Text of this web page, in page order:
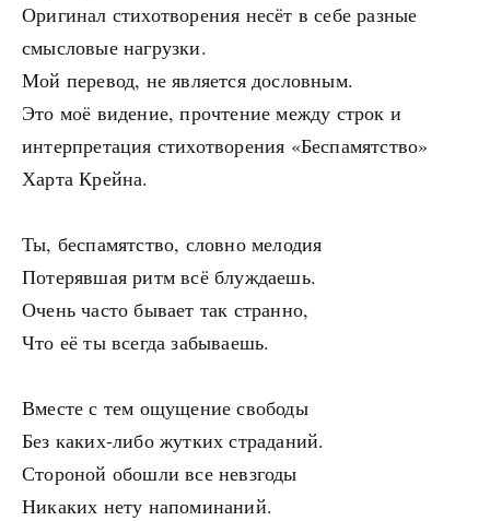
Оригинал стихотворения несёт в себе разные
смысловые нагрузки.
Мой перевод, не является дословным.
Это моё видение, прочтение между строк и
интерпретация стихотворения «Беспамятство»
Харта Крейна.
Ты, беспамятство, словно мелодия
Потерявшая ритм всё блуждаешь.
Очень часто бывает так странно,
Что её ты всегда забываешь.
Вместе с тем ощущение свободы
Без каких-либо жутких страданий.
Стороной обошли все невзгоды
Никаких нету напоминаний.